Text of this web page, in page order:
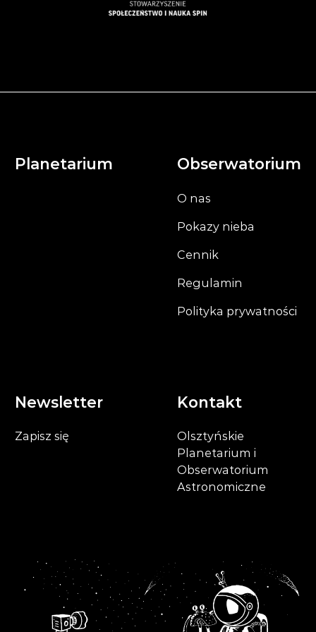
Planetarium Obserwatorium
O nas
Pokazy nieba
Cennik
Regulamin
Polityka prywatności
Newsletter
Zapisz się
Kontakt
Olsztyńskie
Planetarium i
Obserwatorium
Astronomiczne